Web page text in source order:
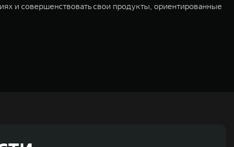
и совершенствовать свои продукты, ориентированные
В течение шести лет подряд продажи GWM превышают отметку в 1